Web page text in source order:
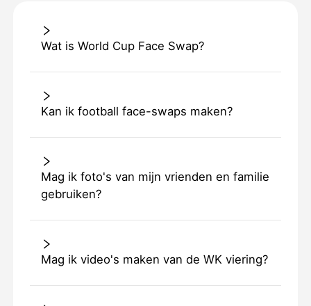
Wat is World Cup Face Swap?
Kan ik football face-swaps maken?
Mag ik foto's van mijn vrienden en familie
gebruiken?
Mag ik video's maken van de WK viering?